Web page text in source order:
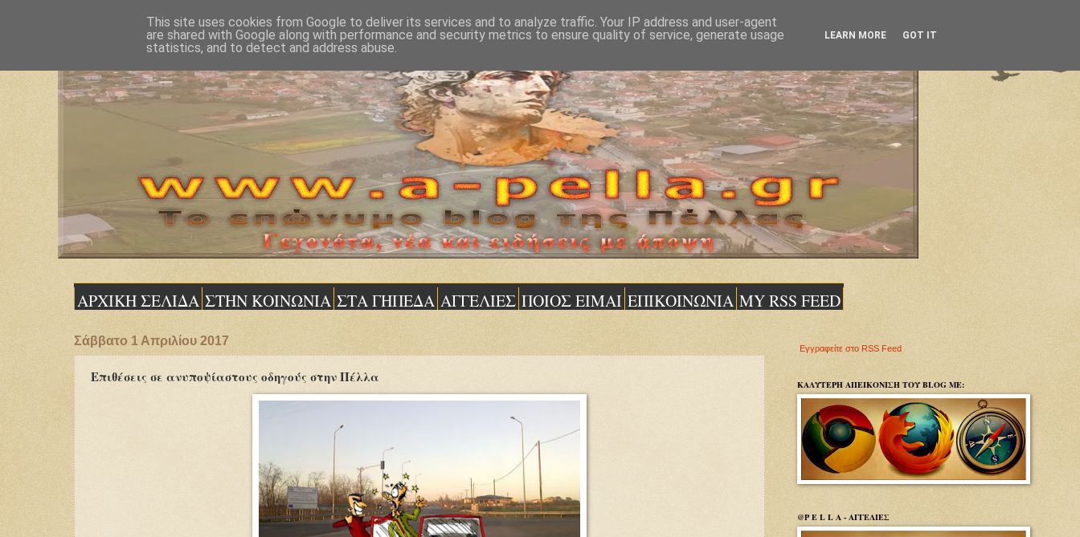
ΑΡΧΙΚΗ ΣΕΛΙΔΑ ΣΤΗΝ ΚΟΙΝΩΝΙΑ ΣΤΑ ΓΗΠΕΔΑ ΑΓΓΕΛΙΕΣ ΠΟΙΟΣ ΕΙΜΑΙ ΕΠΙΚΟΙΝΩΝΙΑ MY RSS FEED
Σάββατο 1 Απριλίου 2017
Επιθέσεις σε ανυποψίαστους οδηγούς στην Πέλλα
Εγγραφείτε στο RSS Feed
ΚΑΛΥΤΕΡΗ ΑΠΕΙΚΟΝΙΣΗ ΤΟΥ BLOG ΜΕ:
@P E L L A - ΑΓΓΕΛΙΕΣ
This site uses cookies from Google to deliver its services and to analyze traffic. Your IP address and user-agent
are shared with Google along with performance and security metrics to ensure quality of service, generate usage
statistics, and to detect and address abuse.
LEARN MORE GOT IT